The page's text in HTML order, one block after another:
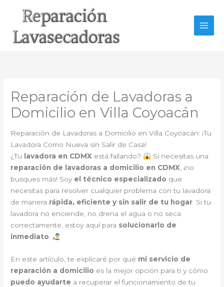
Reparación de Lavadoras a
Domicilio en Villa Coyoacán
Reparación de Lavadoras a Domicilio en Villa Coyoacán: ¡Tu
Lavadora Como Nueva sin Salir de Casa!
¿Tu
lavadora en CDMX está fallando?
Si necesitas una
reparación de lavadoras a domicilio en CDMX, ¡no
busques más! Soy el técnico especializado que
necesitas para resolver cualquier problema con tu lavadora
de manera rápida, eficiente y sin salir de tu hogar. Si tu
lavadora no enciende, no drena el agua o no seca
correctamente, estoy aquí para solucionarlo de
inmediato.
En este artículo, te explicaré por qué mi servicio de
reparación a domicilio es la mejor opción para ti y cómo
puedo ayudarte a recuperar el funcionamiento de tu